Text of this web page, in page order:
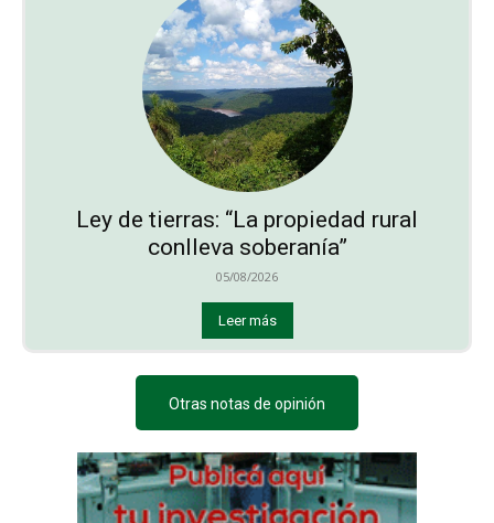
Ley de tierras: “La propiedad rural
conlleva soberanía”
05/08/2026
Leer más
Otras notas de opinión